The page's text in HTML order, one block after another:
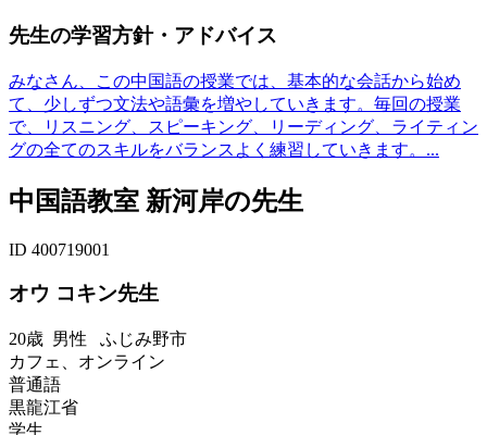
先生の学習方針・アドバイス
みなさん、この中国語の授業では、基本的な会話から始め
て、少しずつ文法や語彙を増やしていきます。毎回の授業
で、リスニング、スピーキング、リーディング、ライティン
グの全てのスキルをバランスよく練習していきます。...
中国語教室 新河岸の先生
ID 400719001
オウ コキン先生
20歳 男性 ふじみ野市
カフェ、オンライン
普通語
黒龍江省
学生